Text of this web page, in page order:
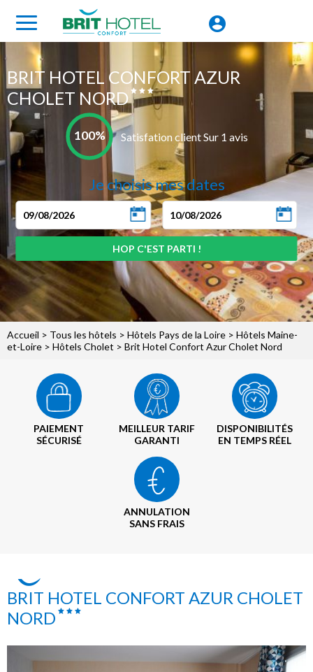
BRIT HOTEL CONFORT AZUR
CHOLET NORD
100% Satisfation client Sur 1 avis
Je choisis mes dates
Accueil > Tous les hôtels > Hôtels Pays de la Loire > Hôtels Maine-
et-Loire > Hôtels Cholet > Brit Hotel Confort Azur Cholet Nord
PAIEMENT
SÉCURISÉ
MEILLEUR TARIF
GARANTI
DISPONIBILITÉS
EN TEMPS RÉEL
ANNULATION
SANS FRAIS
BRIT HOTEL CONFORT AZUR CHOLET
NORD